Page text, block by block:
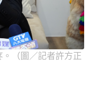
（圖／記者許方正